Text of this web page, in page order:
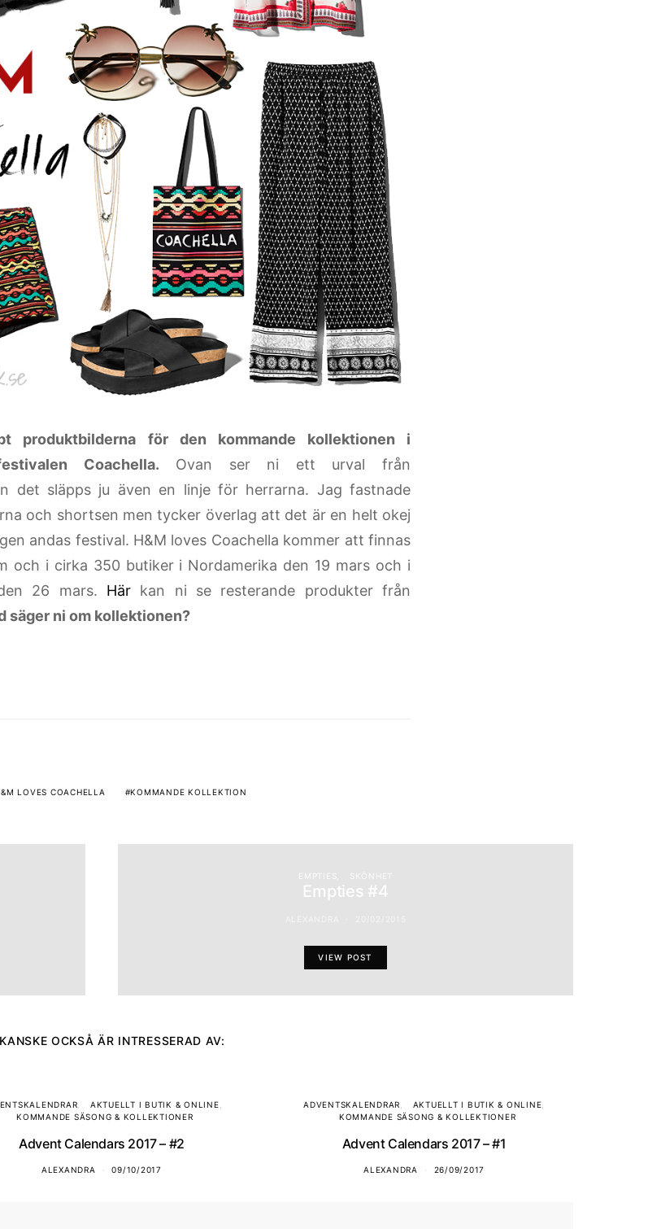
produktbilderna för den kommande kollektionen i
Coachella. Ovan ser ni ett urval från
det släpps ju även en linje för herrarna. Jag fastnade
och shortsen men tycker överlag att det är en helt okej
andas festival. H&M loves Coachella kommer att finnas
och i cirka 350 butiker i Nordamerika den 19 mars och i
26 mars. Här kan ni se resterande produkter från
säger ni om kollektionen?
LOVES COACHELLA KOMMANDE KOLLEKTION
Empties #4
VIEW POST
OCKSÅ ÄR INTRESSERAD AV:
AKTUELLT I BUTIK & ONLINE
KOMMANDE SÄSONG & KOLLEKTIONER
Advent Calendars 2017 – #2
ALEXANDRA 09/10/2017
ADVENTSKALENDRAR
AKTUELLT I BUTIK & ONLINE
KOMMANDE SÄSONG & KOLLEKTIONER
Advent Calendars 2017 – #1
ALEXANDRA 26/09/2017